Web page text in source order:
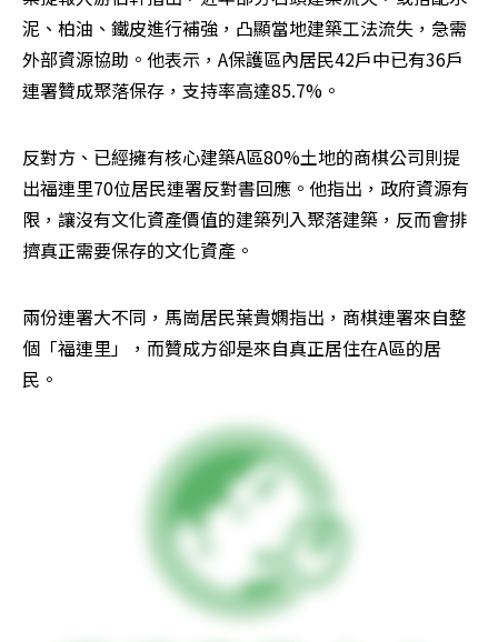
泥、柏油、鐵皮進行補強，凸顯當地建築工法流失，急需
外部資源協助。他表示，A保護區內居民42戶中已有36戶
連署贊成聚落保存，支持率高達85.7%。
反對方、已經擁有核心建築A區80%土地的商棋公司則提
出福連里70位居民連署反對書回應。他指出，政府資源有
限，讓沒有文化資產價值的建築列入聚落建築，反而會排
擠真正需要保存的文化資產。
兩份連署大不同，馬崗居民葉貴嫻指出，商棋連署來自整
個「福連里」，而贊成方卻是來自真正居住在A區的居
民。